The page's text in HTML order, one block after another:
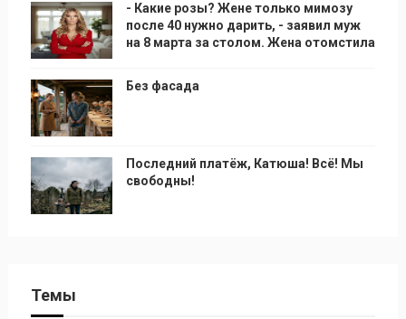
- Какие розы? Жене только мимозу
после 40 нужно дарить, - заявил муж
на 8 марта за столом. Жена отомстила
Без фасада
Последний платёж, Катюша! Всё! Мы
свободны!
Темы